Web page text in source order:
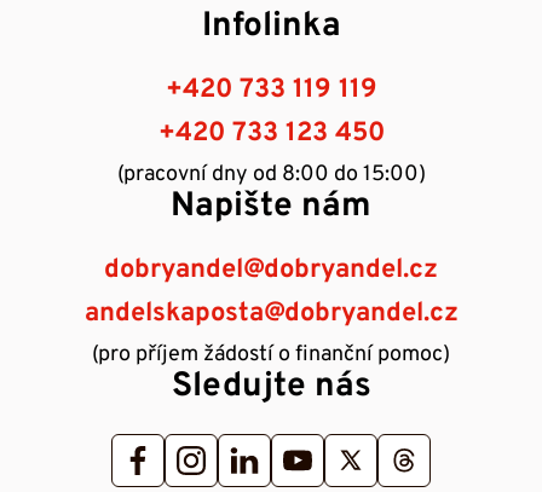
Infolinka
+420 733 119 119
+420 733 123 450
(pracovní dny od 8:00 do 15:00)
Napište nám
dobryandel@dobryandel.cz
andelskaposta@dobryandel.cz
(pro příjem žádostí o finanční pomoc)
Sledujte nás